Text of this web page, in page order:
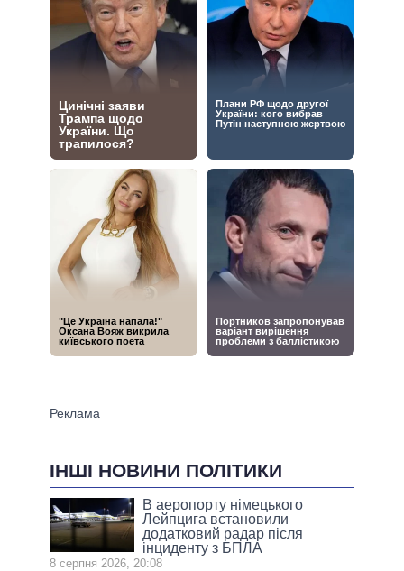
ІНШІ НОВИНИ ПОЛІТИКИ
В аеропорту німецького
Лейпцига встановили
додатковий радар після
інциденту з БПЛА
8 серпня 2026, 20:08